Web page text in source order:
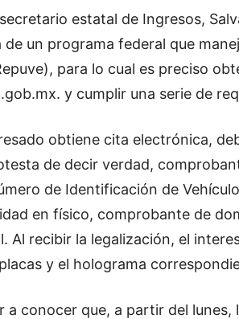
estatal de Ingresos,
un programa federal que
para lo cual es preciso
y cumplir una serie de
obtiene cita electrónica,
de decir verdad,
de Identificación de
en físico, comprobante de
Al recibir la legalización, el
y el holograma
a conocer que, a partir del lunes,